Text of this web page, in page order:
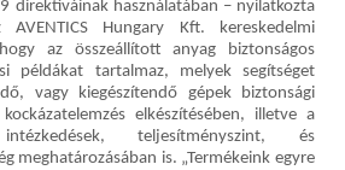
direktíváinak használatában – nyilatkozta
Hungary Kft. kereskedelmi
az összeállított anyag biztonságos
példákat tartalmaz, melyek segítséget
vagy kiegészítendő gépek biztonsági
elkészítésében, illetve a
intézkedések, teljesítményszint, és
meghatározásában is. „Termékeink egyre